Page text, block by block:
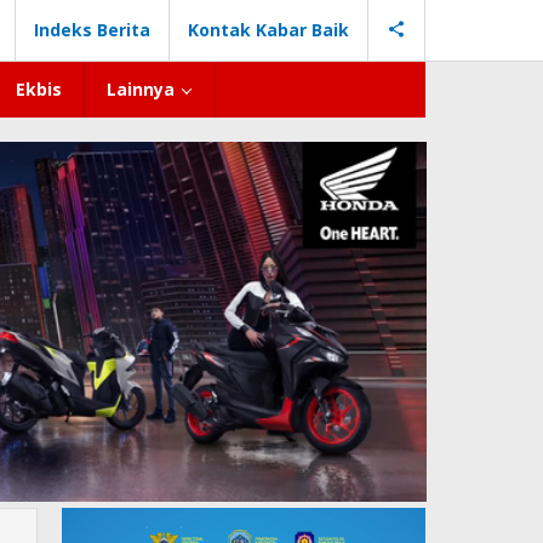
Indeks Berita Kontak Kabar Baik
Ekbis Lainnya